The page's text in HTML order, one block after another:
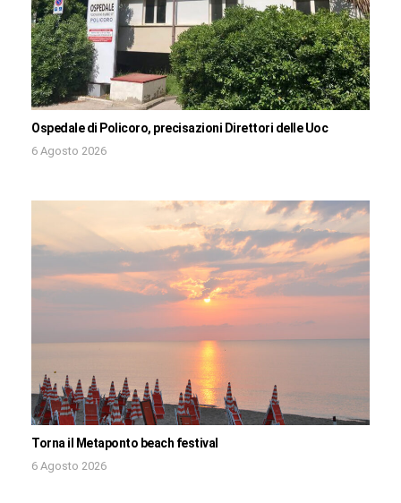
Ospedale di Policoro, precisazioni Direttori delle Uoc
6 Agosto 2026
Torna il Metaponto beach festival
6 Agosto 2026